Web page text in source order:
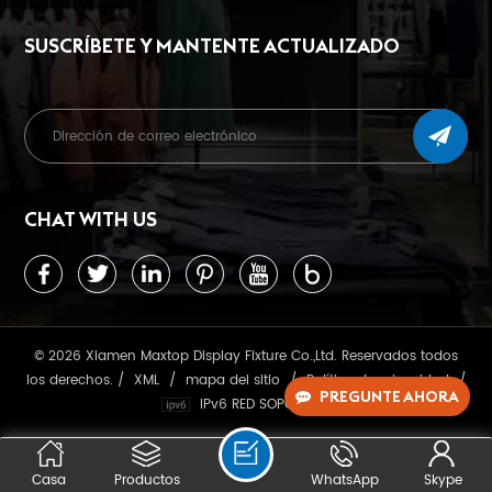
PREGUNTE AHORA
SUSCRÍBETE Y MANTENTE ACTUALIZADO
CHAT WITH US
© 2026 Xiamen Maxtop Display Fixture Co.,Ltd. Reservados todos
los derechos. / XML / mapa del sitio / Política de privacidad /
IPv6 RED SOPORTADA
Casa Productos Skype
WhatsApp